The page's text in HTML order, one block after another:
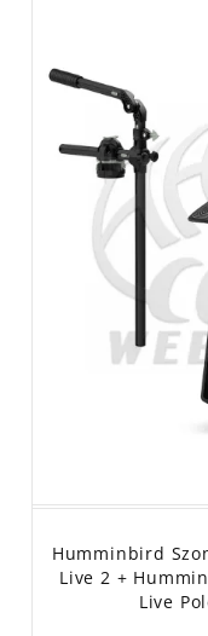
Humminbird
Live 2 +
Live